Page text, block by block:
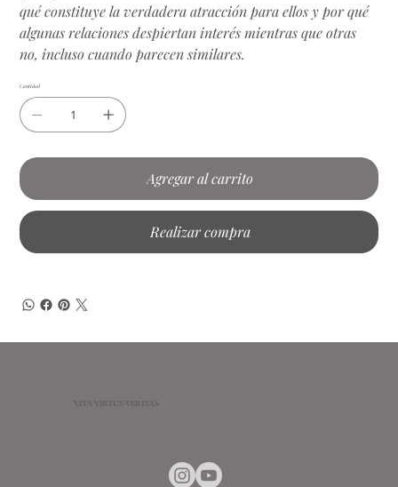
qué constituye la verdadera atracción para ellos y por qué
algunas relaciones despiertan interés mientras que otras
no, incluso cuando parecen similares.
Cantidad
Agregar al carrito
Realizar compra
VITA VIRTUS VERITAS